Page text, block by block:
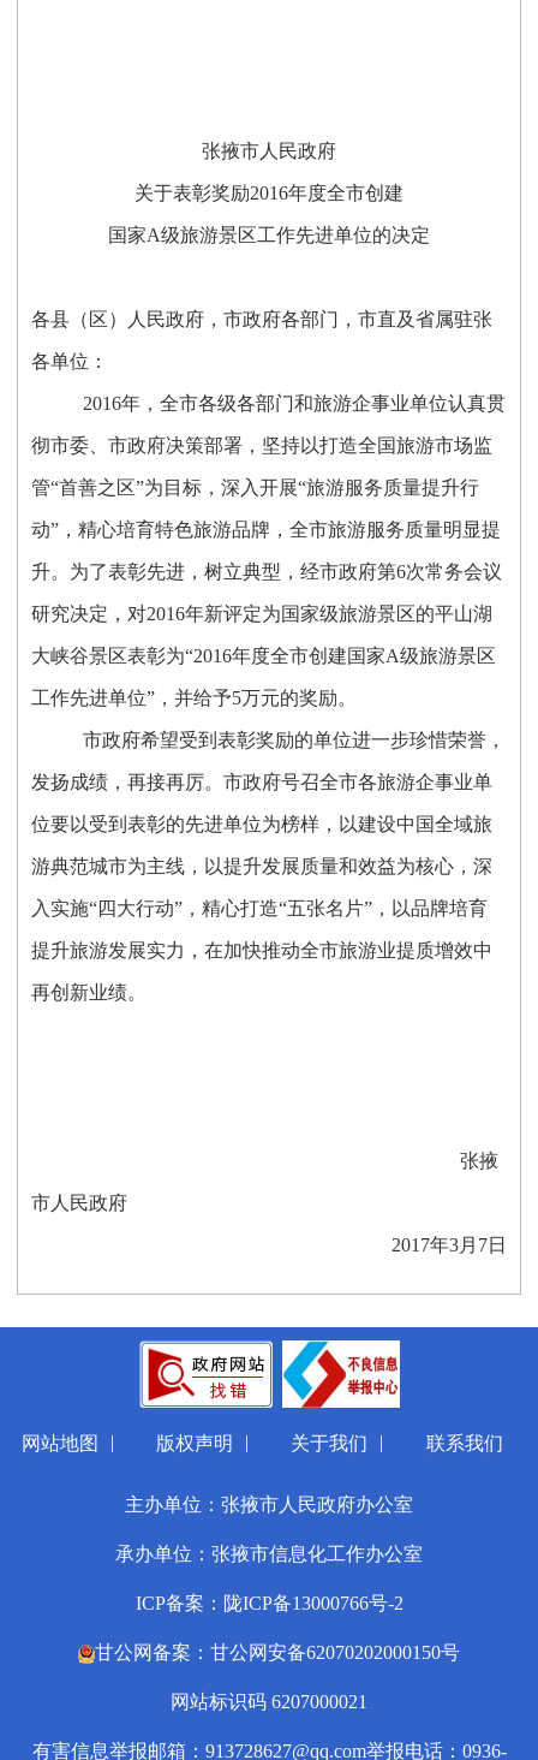
张掖市人民政府
关于表彰奖励2016年度全市创建
国家A级旅游景区工作先进单位的决定
各县（区）人民政府，市政府各部门，市直及省属驻张
各单位：
2016年，全市各级各部门和旅游企事业单位认真贯
彻市委、市政府决策部署，坚持以打造全国旅游市场监
管“首善之区”为目标，深入开展“旅游服务质量提升行
动”，精心培育特色旅游品牌，全市旅游服务质量明显提
升。为了表彰先进，树立典型，经市政府第6次常务会议
研究决定，对2016年新评定为国家级旅游景区的平山湖
大峡谷景区表彰为“2016年度全市创建国家A级旅游景区
工作先进单位”，并给予5万元的奖励。
市政府希望受到表彰奖励的单位进一步珍惜荣誉，
发扬成绩，再接再厉。市政府号召全市各旅游企事业单
位要以受到表彰的先进单位为榜样，以建设中国全域旅
游典范城市为主线，以提升发展质量和效益为核心，深
入实施“四大行动”，精心打造“五张名片”，以品牌培育
提升旅游发展实力，在加快推动全市旅游业提质增效中
再创新业绩。
张掖
市人民政府
2017年3月7日
网站地图 | 版权声明 | 关于我们 | 联系我们
主办单位：张掖市人民政府办公室
承办单位：张掖市信息化工作办公室
ICP备案：陇ICP备13000766号-2
甘公网备案：甘公网安备62070202000150号
网站标识码 6207000021
有害信息举报邮箱：913728627@qq.com举报电话：0936-